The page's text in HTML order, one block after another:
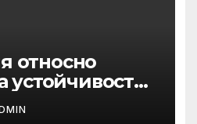
относно
устойчивост